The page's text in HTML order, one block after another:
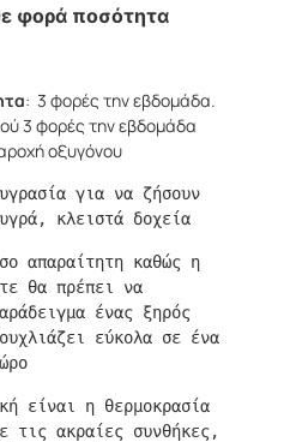
φορά ποσότητα
: 3 φορές την εβδομάδα.
3 φορές την εβδομάδα
οξυγόνου
για να ζήσουν
απαραίτητη καθώς η
θα πρέπει να
ένας ξηρός
εύκολα σε ένα
είναι η θερμοκρασία
τις ακραίες συνθήκες,